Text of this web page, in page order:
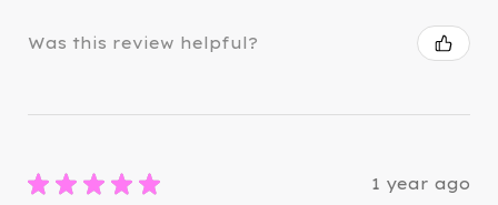
Was this review helpful?
★ ★ ★ ★ ★ 1 year ago